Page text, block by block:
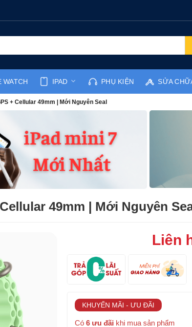
WATCH IPAD PHỤ KIỆN SỬA
+ Cellular 49mm | Mới Nguyên Seal
49mm | Mới Nguyên
Liên
KHUYẾN MÃI - ƯU ĐÃI
Có6 ưu đãi khi mua sản phẩm